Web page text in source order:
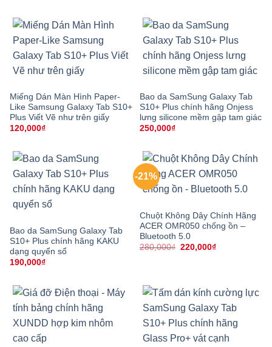
Miếng Dán Màn Hình Paper-
Like Samsung Galaxy Tab S10+
Plus Viết Vẽ như trên giấy
120,000₫
Bao da SamSung Galaxy Tab
S10+ Plus chính hãng Onjess
lưng silicone mềm gập tam giác
250,000₫
Bao da SamSung Galaxy Tab
S10+ Plus chính hãng KAKU
dạng quyển sổ
190,000₫
-21%
Chuột Không Dây Chính Hãng
ACER OMR050 chống ồn –
Bluetooth 5.0
280,000₫ Giá
220,000₫Giá